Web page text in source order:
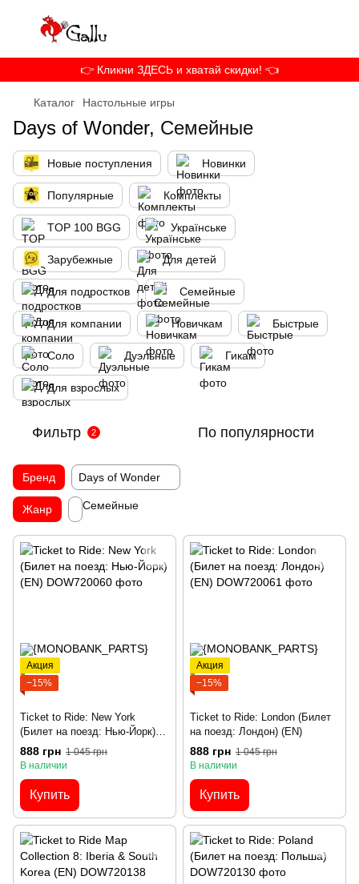
👉 Кликни ЗДЕСЬ и хватай скидки! 👈
Каталог Настольные игры
Days of Wonder, Семейные
Новые поступления Новинки
Популярные Комплекты
TOP 100 BGG Українське
Зарубежные Для детей
Для подростков Семейные
Для компании Новичкам Быстрые
Соло Дуэльные Гикам
Для взрослых
Фильтр 2 По популярности
Бренд Days of Wonder
Жанр Семейные
Акция
−15%
Ticket to Ride: New York
(Билет на поезд: Нью-Йорк)
(EN)
888 грн 1 045 грн
В наличии
Купить
Акция
−15%
Ticket to Ride: London (Билет
на поезд: Лондон) (EN)
888 грн 1 045 грн
В наличии
Купить